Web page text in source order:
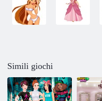
Simili giochi